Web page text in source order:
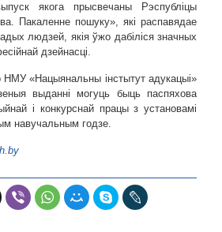
якога прысвечаны Рэспубліцы
Пакаленне пошуку», які распавядае
людзей, якія ўжо дабіліся значных
дзейнасці.
«Нацыянальны інстытут адукацыі»
выданні могуць быць паспяхова
і конкурснай працы з установамі
навучальным годзе.